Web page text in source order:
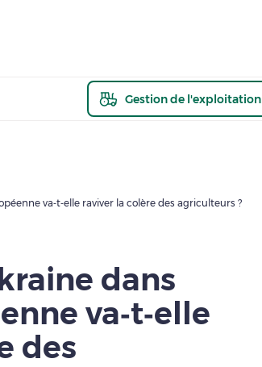
Gestion de l'exploitation
va‑t‑elle raviver la colère des agriculteurs ?
dans
va‑t‑elle
des